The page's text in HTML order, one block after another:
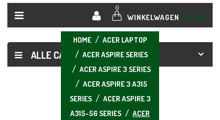
0
WINKELWAGEN € 0,00
ALLE CATEGORIEËN
HOME
ACER LAPTOP
ACER ASPIRE SERIES
ACER ASPIRE 3 SERIES
ACER ASPIRE 3 A315
SERIES
ACER ASPIRE 3
A315-56 SERIES
ACER